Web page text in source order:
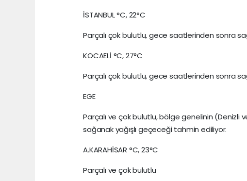
İSTANBUL °C, 22°C
Parçalı çok bulutlu, gece saatlerinden sonra
KOCAELİ °C, 27°C
Parçalı çok bulutlu, gece saatlerinden sonra
EGE
Parçalı ve çok bulutlu, bölge genelinin
sağanak yağışlı geçeceği tahmin ediliyor.
A.KARAHİSAR °C, 23°C
Parçalı ve çok bulutlu